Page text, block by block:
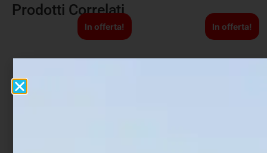
Prodotti Correlati
In offerta! In offerta!